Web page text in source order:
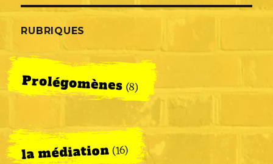
RUBRIQUES
Prolégomènes (8)
la médiation (16)